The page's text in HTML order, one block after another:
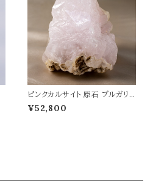
ピンクカルサイト 原石 ブルガリ
ア産 重さ231g 天然石 パワース
トーン
¥52,800